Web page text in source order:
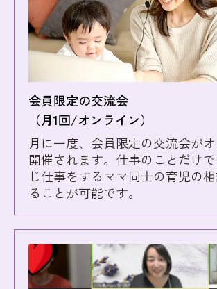
会員限定の交流会
（月1回/オンライン）
月に一度、会員限定の交流会が
開催されます。仕事のことだけ
じ仕事をするママ同士の育児の
ることが可能です。